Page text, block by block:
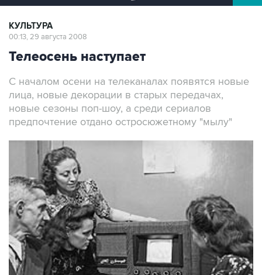
КУЛЬТУРА
00:13, 29 августа 2008
Телеосень наступает
С началом осени на телеканалах появятся новые
лица, новые декорации в старых передачах,
новые сезоны поп-шоу, а среди сериалов
предпочтение отдано остросюжетному "мылу"